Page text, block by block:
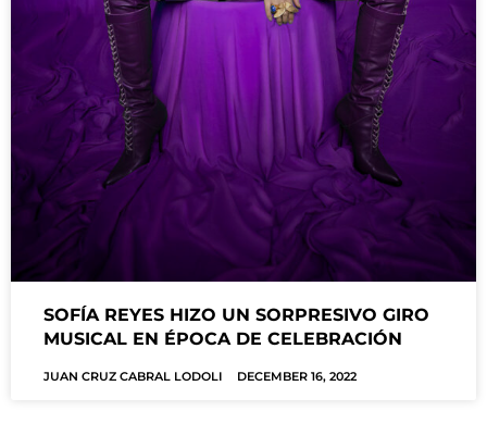
SOFÍA REYES HIZO UN SORPRESIVO GIRO
MUSICAL EN ÉPOCA DE CELEBRACIÓN
JUAN CRUZ CABRAL LODOLI DECEMBER 16, 2022